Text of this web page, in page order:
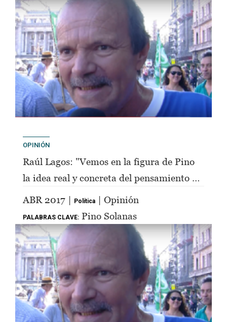
OPINIÓN
Raúl Lagos: "Vemos en la figura de Pino
la idea real y concreta del pensamiento de
Perón"
ABR 2017 | Política | Opinión
PALABRAS CLAVE: Pino Solanas